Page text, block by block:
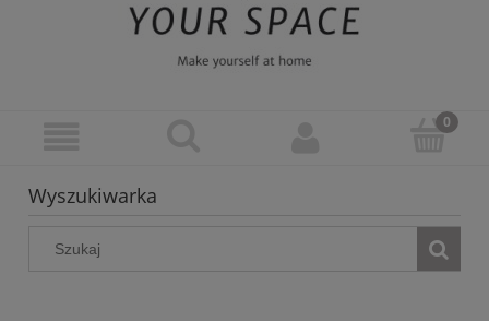
Wyszukiwarka